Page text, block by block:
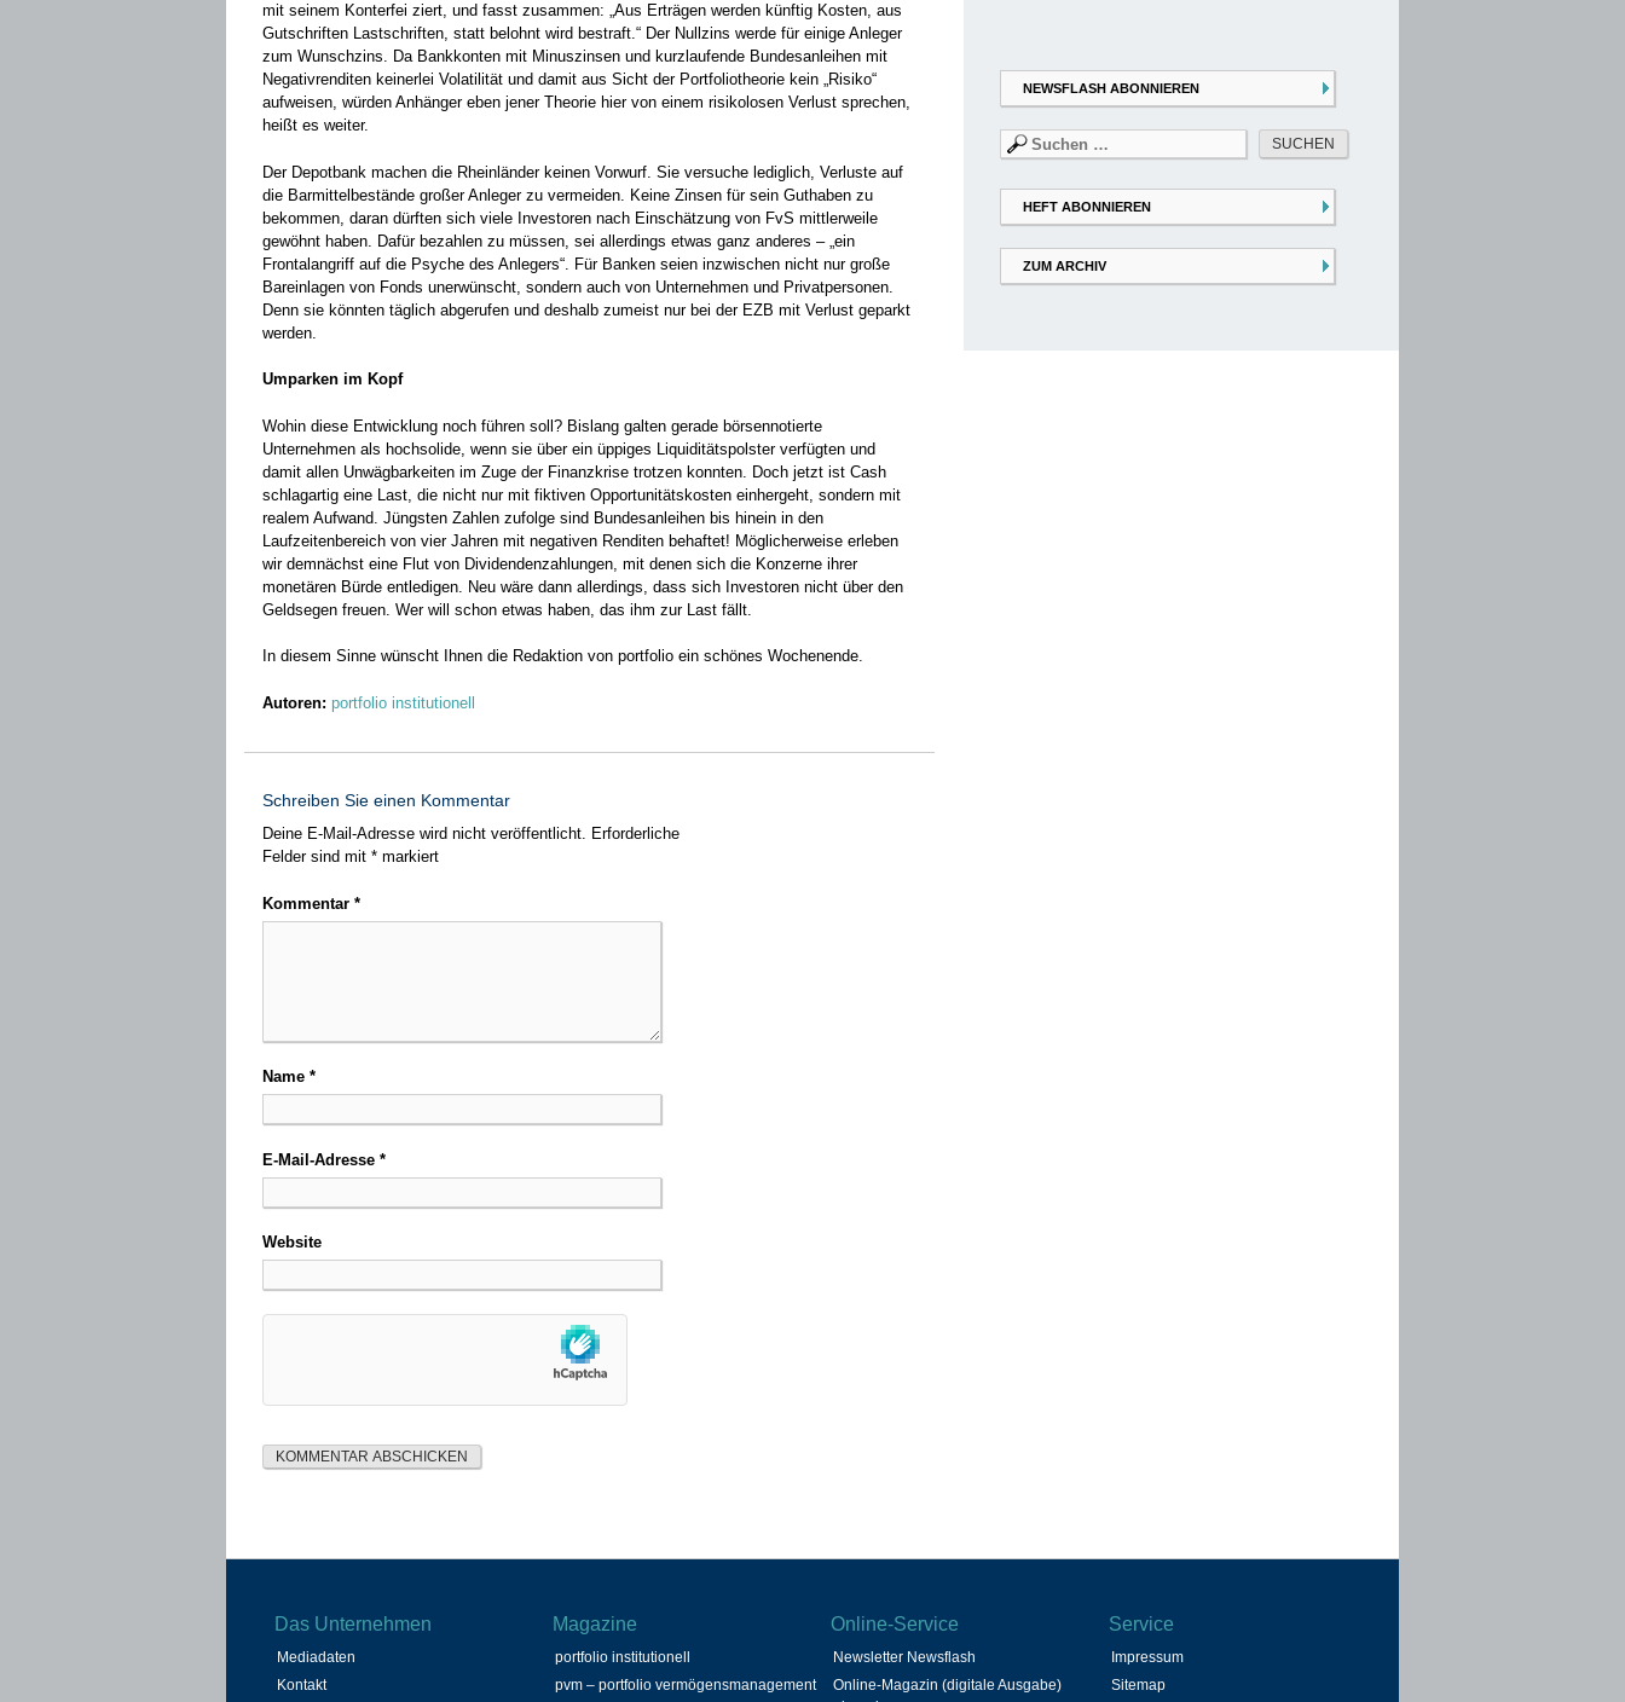
mit seinem Konterfei ziert, und fasst zusammen: „Aus Erträgen werden künftig Kosten, aus
Gutschriften Lastschriften, statt belohnt wird bestraft.“ Der Nullzins werde für einige Anleger
zum Wunschzins. Da Bankkonten mit Minuszinsen und kurzlaufende Bundesanleihen mit
Negativrenditen keinerlei Volatilität und damit aus Sicht der Portfoliotheorie kein „Risiko“
aufweisen, würden Anhänger eben jener Theorie hier von einem risikolosen Verlust sprechen,
heißt es weiter.
Der Depotbank machen die Rheinländer keinen Vorwurf. Sie versuche lediglich, Verluste auf
die Barmittelbestände großer Anleger zu vermeiden. Keine Zinsen für sein Guthaben zu
bekommen, daran dürften sich viele Investoren nach Einschätzung von FvS mittlerweile
gewöhnt haben. Dafür bezahlen zu müssen, sei allerdings etwas ganz anderes – „ein
Frontalangriff auf die Psyche des Anlegers“. Für Banken seien inzwischen nicht nur große
Bareinlagen von Fonds unerwünscht, sondern auch von Unternehmen und Privatpersonen.
Denn sie könnten täglich abgerufen und deshalb zumeist nur bei der EZB mit Verlust geparkt
werden.
Umparken im Kopf
Wohin diese Entwicklung noch führen soll? Bislang galten gerade börsennotierte
Unternehmen als hochsolide, wenn sie über ein üppiges Liquiditätspolster verfügten und
damit allen Unwägbarkeiten im Zuge der Finanzkrise trotzen konnten. Doch jetzt ist Cash
schlagartig eine Last, die nicht nur mit fiktiven Opportunitätskosten einhergeht, sondern mit
realem Aufwand. Jüngsten Zahlen zufolge sind Bundesanleihen bis hinein in den
Laufzeitenbereich von vier Jahren mit negativen Renditen behaftet! Möglicherweise erleben
wir demnächst eine Flut von Dividendenzahlungen, mit denen sich die Konzerne ihrer
monetären Bürde entledigen. Neu wäre dann allerdings, dass sich Investoren nicht über den
Geldsegen freuen. Wer will schon etwas haben, das ihm zur Last fällt.
In diesem Sinne wünscht Ihnen die Redaktion von portfolio ein schönes Wochenende.
Autoren: portfolio institutionell
Schreiben Sie einen Kommentar
Deine E-Mail-Adresse wird nicht veröffentlicht. Erforderliche
Felder sind mit * markiert
Kommentar *
Name *
E-Mail-Adresse *
Website
NEWSFLASH ABONNIEREN
Suchen
nach:
HEFT ABONNIEREN
ZUM ARCHIV
Das Unternehmen
Mediadaten
Kontakt
Magazine
portfolio institutionell
pvm – portfolio vermögensmanagement
Online-Service
Newsletter Newsflash
Online-Magazin (digitale Ausgabe)
Service
Impressum
Sitemap